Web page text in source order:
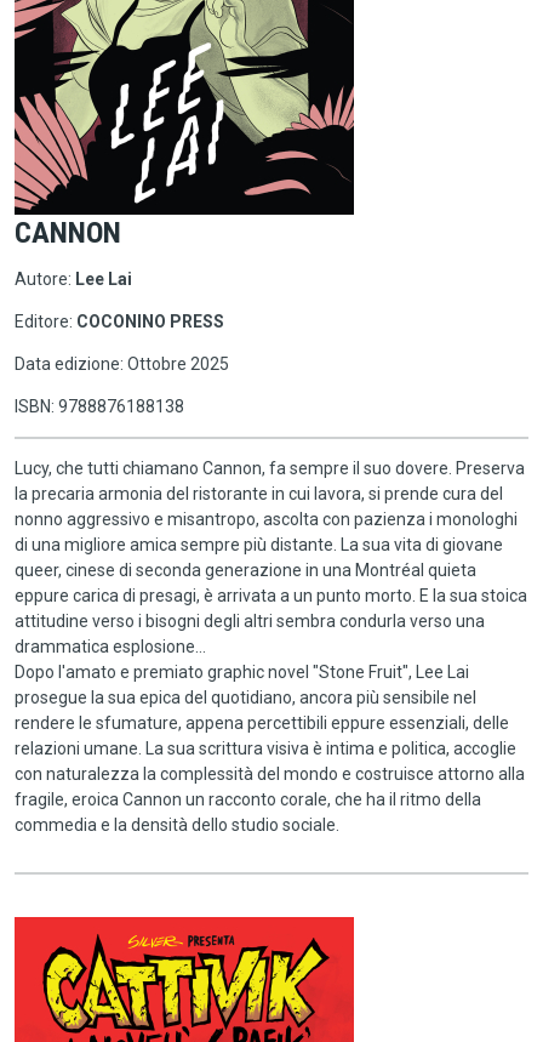
CANNON
Autore: Lee Lai
Editore: COCONINO PRESS
Data edizione: Ottobre 2025
ISBN: 9788876188138
Lucy, che tutti chiamano Cannon, fa sempre il suo dovere. Preserva
la precaria armonia del ristorante in cui lavora, si prende cura del
nonno aggressivo e misantropo, ascolta con pazienza i monologhi
di una migliore amica sempre più distante. La sua vita di giovane
queer, cinese di seconda generazione in una Montréal quieta
eppure carica di presagi, è arrivata a un punto morto. E la sua stoica
attitudine verso i bisogni degli altri sembra condurla verso una
drammatica esplosione…
Dopo l'amato e premiato graphic novel "Stone Fruit", Lee Lai
prosegue la sua epica del quotidiano, ancora più sensibile nel
rendere le sfumature, appena percettibili eppure essenziali, delle
relazioni umane. La sua scrittura visiva è intima e politica, accoglie
con naturalezza la complessità del mondo e costruisce attorno alla
fragile, eroica Cannon un racconto corale, che ha il ritmo della
commedia e la densità dello studio sociale.